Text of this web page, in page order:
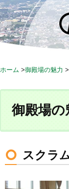
S
k
i
p
o
ホーム >御殿場の魅力 >
御殿場の
スクラ